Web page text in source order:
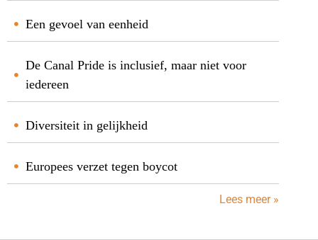
Een gevoel van eenheid
De Canal Pride is inclusief, maar niet voor
iedereen
Diversiteit in gelijkheid
Europees verzet tegen boycot
Lees meer »